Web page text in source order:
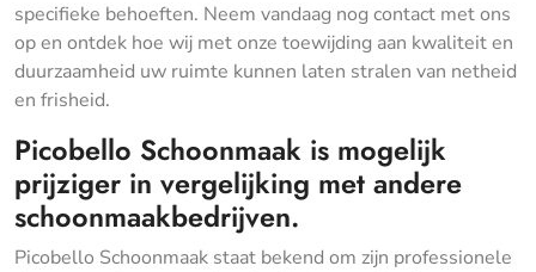
specifieke behoeften. Neem vandaag nog contact met ons
op en ontdek hoe wij met onze toewijding aan kwaliteit en
duurzaamheid uw ruimte kunnen laten stralen van netheid
en frisheid.
Picobello Schoonmaak is mogelijk
prijziger in vergelijking met andere
schoonmaakbedrijven.
Picobello Schoonmaak staat bekend om zijn professionele